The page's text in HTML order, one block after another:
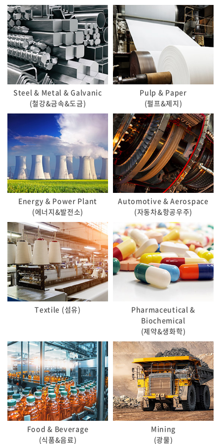
Steel & Metal & Galvanic
(철강&금속&도금)
Pulp & Paper
(펄프&제지)
Energy & Power Plant
(에너지&발전소)
Automotive & Aerospace
(자동차&항공우주)
Textile (섬유)
Pharmaceutical &
Biochemical
(제약&생화학)
Food & Beverage
(식품&음료)
Mining
(광물)